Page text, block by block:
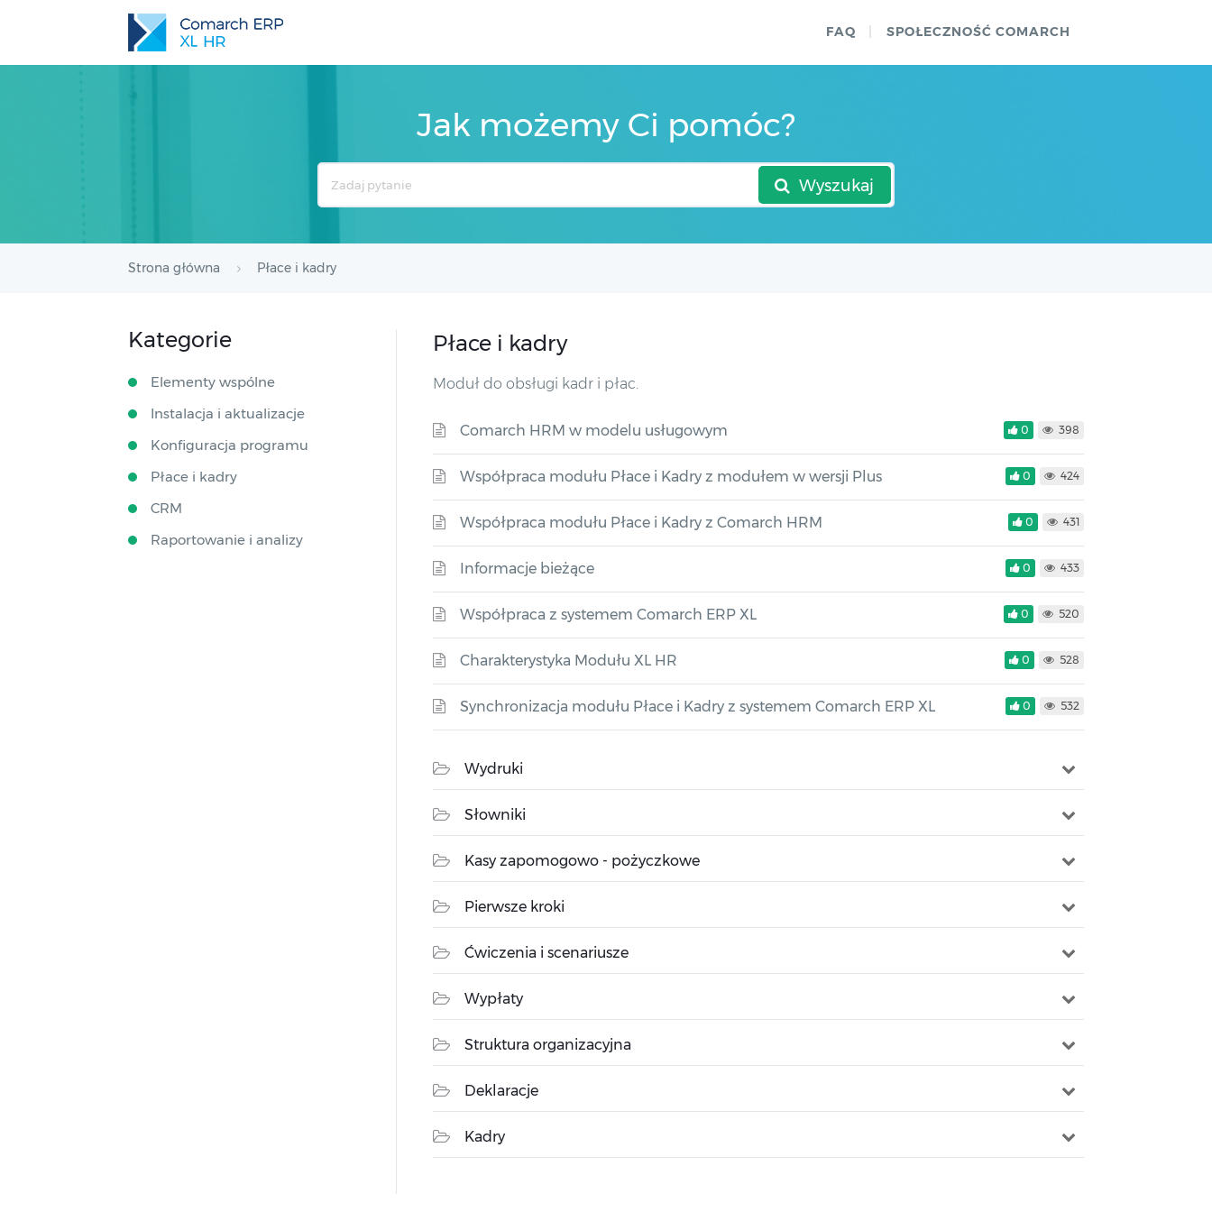
FAQ SPOŁECZNOŚĆ COMARCH
Jak możemy Ci pomóc?
Wyszukaj
Strona główna Płace i kadry
Płace i kadry
Moduł do obsługi kadr i płac.
Comarch HRM w modelu usługowym 0 398
Współpraca modułu Płace i Kadry z modułem w wersji Plus 0 424
Współpraca modułu Płace i Kadry z Comarch HRM 0 431
Informacje bieżące 0 433
Współpraca z systemem Comarch ERP XL 0 520
Charakterystyka Modułu XL HR 0 528
Synchronizacja modułu Płace i Kadry z systemem Comarch ERP XL 0 532
Wydruki
Słowniki
Kasy zapomogowo - pożyczkowe
Pierwsze kroki
Ćwiczenia i scenariusze
Wypłaty
Struktura organizacyjna
Deklaracje
Kadry
Kategorie
Elementy wspólne
Instalacja i aktualizacje
Konfiguracja programu
Płace i kadry
CRM
Raportowanie i analizy